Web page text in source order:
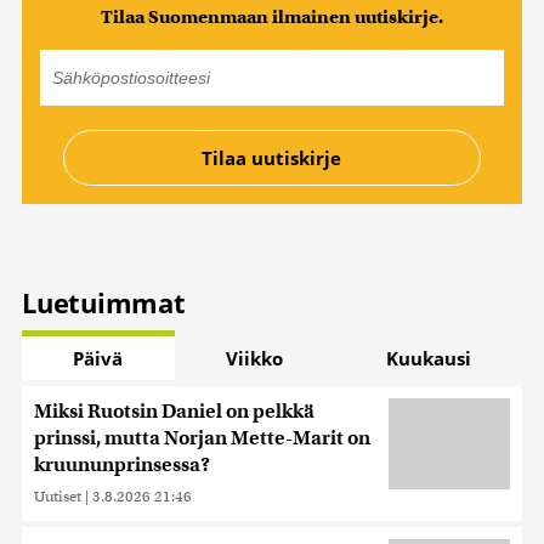
Tilaa Suomenmaan ilmainen uutiskirje.
Luetuimmat
Päivä Viikko Kuukausi
Miksi Ruotsin Daniel on pelkkä
prinssi, mutta Norjan Mette-Marit on
kruununprinsessa?
Uutiset | 3.8.2026 21:46